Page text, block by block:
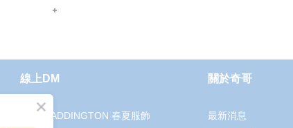
禮報名
熊上市午
線上DM
2026 PADDINGTON 春夏服飾
關於奇哥
最新消息